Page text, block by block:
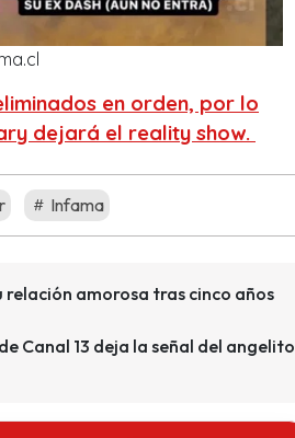
en orden, por lo
dejará el reality show.
Infama
amorosa tras cinco años
Canal 13 deja la señal del angelito